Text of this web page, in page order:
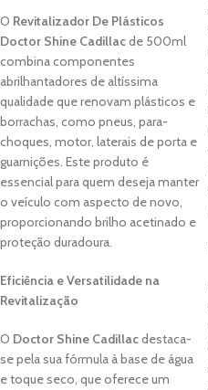
O Revitalizador De Plásticos
Doctor Shine Cadillacde 500ml
combina componentes
abrilhantadores de altíssima
qualidade que renovam plásticos e
borrachas, como pneus, para-
choques, motor, laterais de porta e
guarnições. Este produto é
essencial para quem deseja manter
o veículo com aspecto de novo,
proporcionando brilho acetinado e
proteção duradoura.
Eficiência e Versatilidade na
Revitalização
O Doctor Shine Cadillacdestaca-
se pela sua fórmula à base de água
e toque seco, que oferece um